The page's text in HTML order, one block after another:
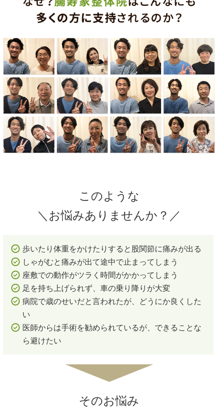
このような
＼お悩みありませんか？／
歩いたり体重をかけたりすると股関節に痛みが出る
しゃがむと痛みが出て途中で止まってしまう
座敷での動作がツラく時間がかかってしまう
足を持ち上げられず、車の乗り降りが大変
病院で歳のせいだと言われたが、どうにか良くした
い
医師からは手術を勧められているが、できることな
ら避けたい
そのお悩み